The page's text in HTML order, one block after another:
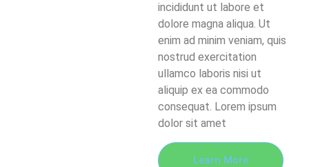
incididunt ut labore et
dolore magna aliqua. Ut
enim ad minim veniam, quis
nostrud exercitation
ullamco laboris nisi ut
aliquip ex ea commodo
consequat. Lorem ipsum
dolor sit amet
Learn More